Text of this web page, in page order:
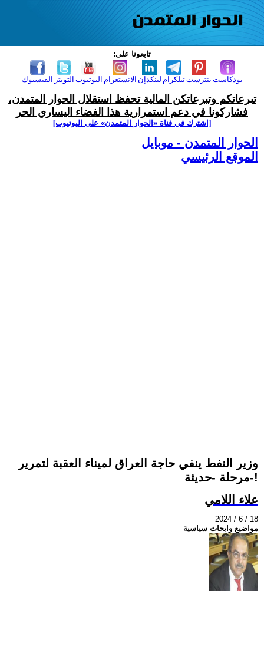
تابعونا على:
الفيسبوك التويتر اليوتيوب الانستغرام لينكدإن تيلكرامبنترست بودكاست
تبرعاتكم وتبرعاتكن المالية تحفظ استقلال الحوار المتمدن،
فشاركونا في دعم استمرارية هذا الفضاء اليساري الحر
[اشترك في قناة ‫«الحوار المتمدن» على اليوتيوب]
الحوار المتمدن - موبايل
الموقع الرئيسي
وزير النفط ينفي حاجة العراق لميناء العقبة لتمرير
مرحلة -حديثة-!
علاء اللامي
2024 / 6 / 18
مواضيع وابحاث سياسية